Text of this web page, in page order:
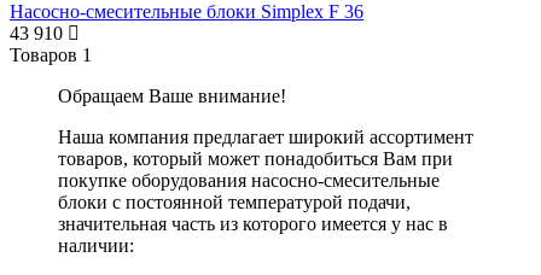
Насосно-смесительные блоки Simplex F 36
43 910
Товаров 1
Обращаем Ваше внимание!
Наша компания предлагает широкий ассортимент
товаров, который может понадобиться Вам при
покупке оборудования насосно-смесительные
блоки с постоянной температурой подачи,
значительная часть из которого имеется у нас в
наличии: